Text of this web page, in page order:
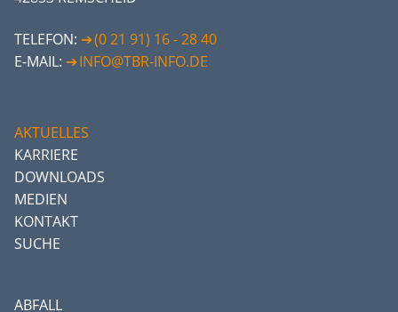
TELEFON:
(0 21 91) 16 - 28 40
E-MAIL:
INFO@TBR-INFO.DE
AKTUELLES
KARRIERE
DOWNLOADS
MEDIEN
KONTAKT
SUCHE
ABFALL